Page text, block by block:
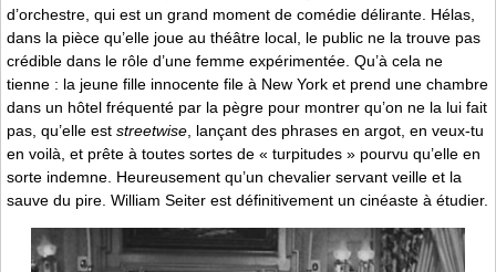
d’orchestre, qui est un grand moment de comédie délirante. Hélas,
dans la pièce qu’elle joue au théâtre local, le public ne la trouve pas
crédible dans le rôle d’une femme expérimentée. Qu’à cela ne
tienne : la jeune fille innocente file à New York et prend une chambre
dans un hôtel fréquenté par la pègre pour montrer qu’on ne la lui fait
pas, qu’elle est streetwise , lançant des phrases en argot, en veux-tu
en voilà, et prête à toutes sortes de « turpitudes » pourvu qu’elle en
sorte indemne. Heureusement qu’un chevalier servant veille et la
sauve du pire. William Seiter est définitivement un cinéaste à étudier.